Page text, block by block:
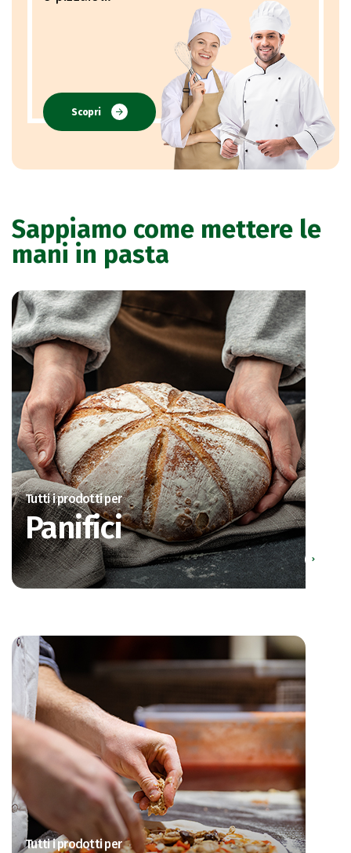
Scopri
Sappiamo come mettere le
mani in pasta
Tutti i prodotti per
Panifici
Tutti i prodotti per